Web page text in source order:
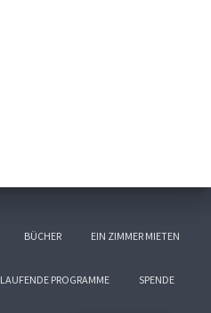
BÜCHER EIN ZIMMER MIETEN
LAUFENDE PROGRAMME SPENDE